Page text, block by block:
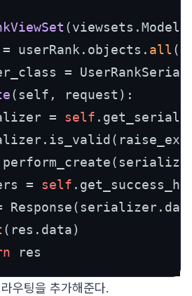
userRank.objects.
all ()
=
(self, request ):
=
self
=
self
(res.data)
우팅을 추가해준다.